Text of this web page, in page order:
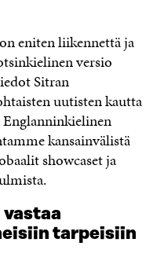
eniten liikennettä ja
versio
Sitran
uutisten kautta
kansainvälistä
showcaset ja
tarpeisiin